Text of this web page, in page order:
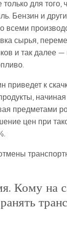
для того,
Бензин и
всеми
сырья,
и так далее —
приведет к
начиная
предметами
цен при
Кому на